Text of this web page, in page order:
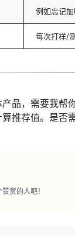
例如忘记
每次打样/
品，需要我帮
推荐值。是否
赏的人吧！